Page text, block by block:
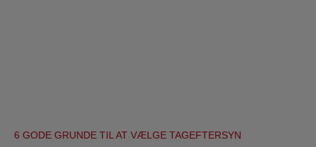
6 GODE GRUNDE TIL AT VÆLGE TAGEFTERSYN